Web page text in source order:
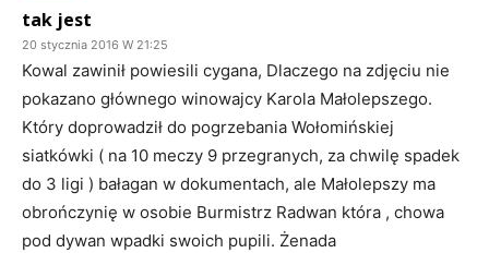
tak jest
20 stycznia 2016 W 21:25
Kowal zawinił powiesili cygana, Dlaczego na zdjęciu nie
pokazano głównego winowajcy Karola Małolepszego.
Który doprowadził do pogrzebania Wołomińskiej
siatkówki ( na 10 meczy 9 przegranych, za chwilę spadek
do 3 ligi ) bałagan w dokumentach, ale Małolepszy ma
obrończynię w osobie Burmistrz Radwan która , chowa
pod dywan wpadki swoich pupili. Żenada